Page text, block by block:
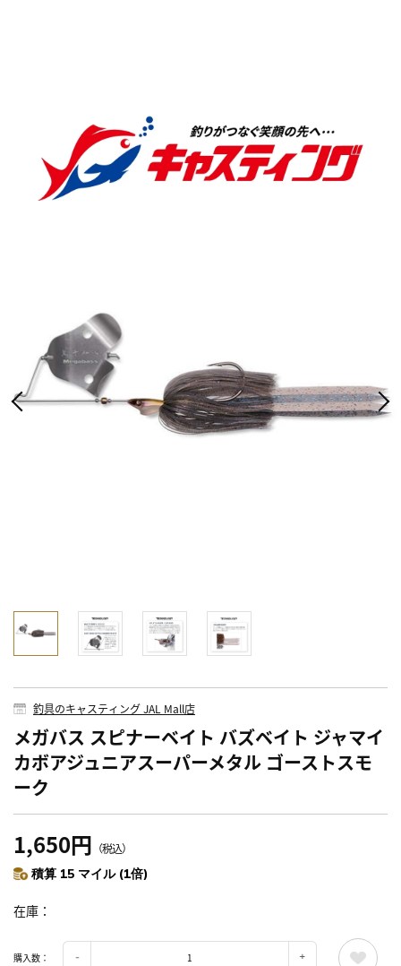
釣具のキャスティング JAL Mall店
メガバス スピナーベイト バズベイト ジャマイ
カボアジュニアスーパーメタル ゴーストスモ
ーク
1,650円 （税込）
積算 15 マイル (1倍)
在庫
購入数：